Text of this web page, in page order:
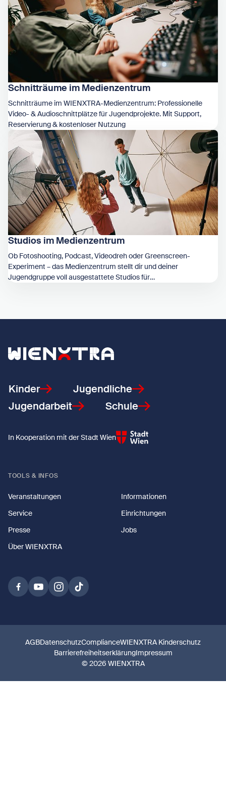
Schnitträume im Medienzentrum
Schnitträume im WIENXTRA-Medienzentrum: Professionelle
Video- & Audioschnittplätze für Jugendprojekte. Mit Support,
Reservierung & kostenloser Nutzung
Zeige Schnitträume im Medienzentrum
Studios im Medienzentrum
Ob Fotoshooting, Podcast, Videodreh oder Greenscreen-
Experiment – das Medienzentrum stellt dir und deiner
Jugendgruppe voll ausgestattete Studios für
Zurück zur Startseite
Kinder
Jugendliche
Jugendarbeit
Schule
In Kooperation mit der Stadt Wien
TOOLS & INFOS
Veranstaltungen
Informationen
Service
Einrichtungen
Presse
Jobs
Über WIENXTRA
© 2026 WIENXTRA
AGBDatenschutzComplianceWIENXTRA Kinderschutz
BarrierefreiheitserklärungImpressum